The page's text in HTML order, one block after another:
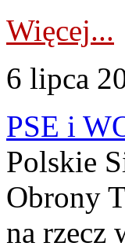
Więcej...
6 lipca
PSE i
Polskie
Obrony
na rzecz